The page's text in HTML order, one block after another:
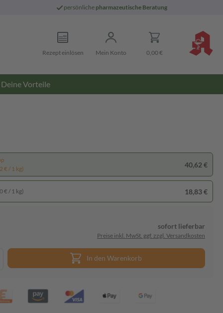
persönliche pharmazeutische Beratung
Rezept einlösen Mein Konto 0,00 €
Deine Vorteile
€ / 1 kg)
40,62 €
€ / 1 kg) 18,83 €
sofort lieferbar
Preise inkl. MwSt. ggf. zzgl. Versandkosten
In den Warenkorb